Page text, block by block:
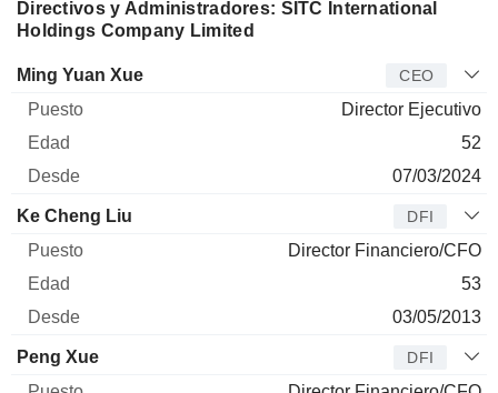
Directivos y Administradores: SITC International
Holdings Company Limited
Director Puesto
Ming Yuan Xue CEO
Director Ejecutivo
52
07/03/2024
Ke Cheng Liu DFI
Director Financiero/CFO
53
03/05/2013
Peng Xue DFI